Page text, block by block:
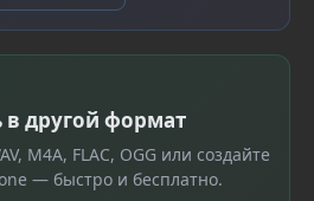
в другой формат
M4A, FLAC, OGG или создайте
— быстро и бесплатно.